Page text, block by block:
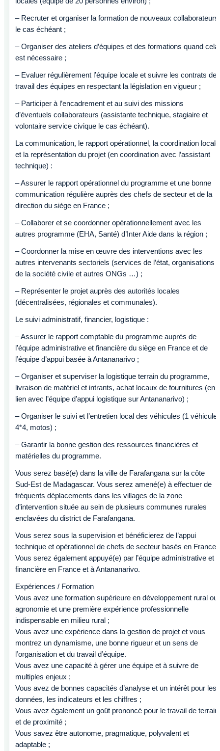
– Recruter et organiser la formation de nouveaux collaborateurs
le cas échéant ;
– Organiser des ateliers d’équipes et des formations quand cela
est nécessaire ;
– Evaluer régulièrement l’équipe locale et suivre les contrats de
travail des équipes en respectant la législation en vigueur ;
– Participer à l’encadrement et au suivi des missions
d’éventuels collaborateurs (assistante technique, stagiaire et
volontaire service civique le cas échéant).
La communication, le rapport opérationnel, la coordination locale
et la représentation du projet (en coordination avec l’assistant
technique) :
– Assurer le rapport opérationnel du programme et une bonne
communication régulière auprès des chefs de secteur et de la
direction du siège en France ;
– Collaborer et se coordonner opérationnellement avec les
autres programme (EHA, Santé) d’Inter Aide dans la région ;
– Coordonner la mise en œuvre des interventions avec les
autres intervenants sectoriels (services de l’état, organisations
de la société civile et autres ONGs …) ;
– Représenter le projet auprès des autorités locales
(décentralisées, régionales et communales).
Le suivi administratif, financier, logistique :
– Assurer le rapport comptable du programme auprès de
l’équipe administrative et financière du siège en France et de
l’équipe d’appui basée à Antananarivo ;
– Organiser et superviser la logistique terrain du programme,
livraison de matériel et intrants, achat locaux de fournitures (en
lien avec l’équipe d’appui logistique sur Antananarivo) ;
– Organiser le suivi et l’entretien local des véhicules (1 véhicule
4*4, motos) ;
– Garantir la bonne gestion des ressources financières et
matérielles du programme.
Vous serez basé(e) dans la ville de Farafangana sur la côte
Sud-Est de Madagascar. Vous serez amené(e) à effectuer de
fréquents déplacements dans les villages de la zone
d’intervention située au sein de plusieurs communes rurales
enclavées du district de Farafangana.
Vous serez sous la supervision et bénéficierez de l’appui
technique et opérationnel de chefs de secteur basés en France.
Vous serez également appuyé(e) par l’équipe administrative et
financière en France et à Antananarivo.
Expériences / Formation
Vous avez une formation supérieure en développement rural ou
agronomie et une première expérience professionnelle
indispensable en milieu rural ;
Vous avez une expérience dans la gestion de projet et vous
montrez un dynamisme, une bonne rigueur et un sens de
l’organisation et du travail d’équipe.
Vous avez une capacité à gérer une équipe et à suivre de
multiples enjeux ;
Vous avez de bonnes capacités d’analyse et un intérêt pour les
données, les indicateurs et les chiffres ;
Vous avez également un goût prononcé pour le travail de terrain
et de proximité ;
Vous savez être autonome, pragmatique, polyvalent et
adaptable ;